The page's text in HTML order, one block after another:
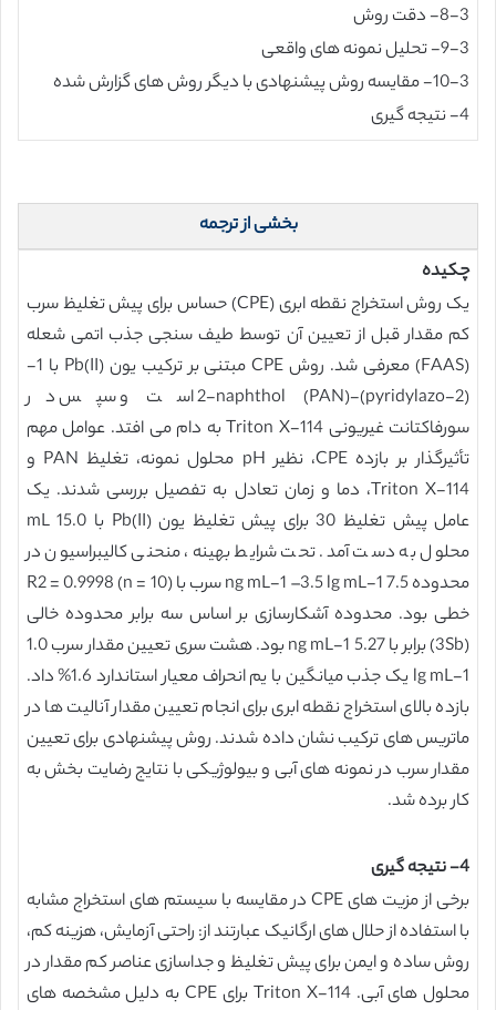
8-3- دقت روش
9-3- تحلیل نمونه های واقعی
10-3- مقایسه روش پیشنهادی با دیگر روش های گزارش شده
4- نتیجه گیری
بخشی از ترجمه
چکیده
یک روش استخراج نقطه ابری (CPE) حساس برای پیش تغلیظ سرب
کم مقدار قبل از تعیین آن توسط طیف سنجی جذب اتمی شعله
(FAAS) معرفی شد. روش CPE مبتنی بر ترکیب یون Pb(II) با 1-
(2-pyridylazo)-2-naphthol (PAN) است و سپس در
سورفاکتانت غیریونی Triton X-114 به دام می افتد. عوامل مهم
تأثیرگذار بر بازده CPE، نظیر pH محلول نمونه، تغلیظ PAN و
Triton X-114، دما و زمان تعادل به تفصیل بررسی شدند. یک
عامل پیش تغلیظ 30 برای پیش تغلیظ یون Pb(II) با 15.0 mL
محلول به دست آمد. تحت شرایط بهینه، منحنی کالیبراسیون در
محدوده 7.5 ng mL-1 –3.5 lg mL-1 سرب با R2 = 0.9998 (n = 10)
خطی بود. محدوده آشکارسازی بر اساس سه برابر محدوده خالی
(3Sb) برابر با 5.27 ng mL-1 بود. هشت سری تعیین مقدار سرب 1.0
lg mL-1 یک جذب میانگین با یم انحراف معیار استاندارد 1.6% داد.
بازده بالای استخراج نقطه ابری برای انجام تعیین مقدار آنالیت ها در
ماتریس های ترکیب نشان داده شدند. روش پیشنهادی برای تعیین
مقدار سرب در نمونه های آبی و بیولوژیکی با نتایج رضایت بخش به
کار برده شد.
4- نتیجه گیری
برخی از مزیت های CPE در مقایسه با سیستم های استخراج مشابه
با استفاده از حلال های ارگانیک عبارتند از: راحتی آزمایش، هزینه کم،
روش ساده و ایمن برای پیش تغلیظ و جداسازی عناصر کم مقدار در
محلول های آبی. Triton X-114 برای CPE به دلیل مشخصه های